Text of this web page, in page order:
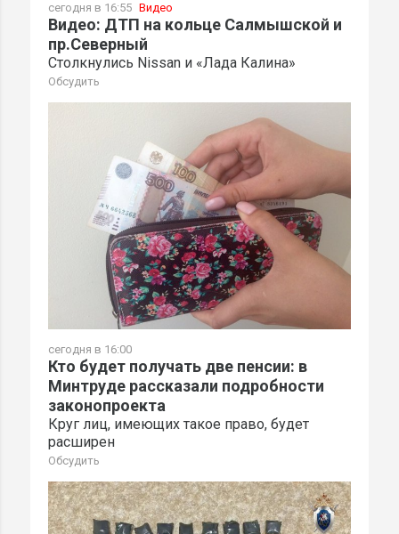
сегодня в 16:55 Видео
Видео: ДТП на кольце Салмышской и
пр.Северный
Столкнулись Nissan и «Лада Калина»
Обсудить
сегодня в 16:00
Кто будет получать две пенсии: в
Минтруде рассказали подробности
законопроекта
Круг лиц, имеющих такое право, будет
расширен
Обсудить